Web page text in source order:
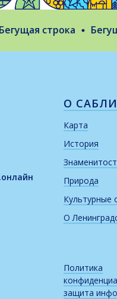
строка
О
Карта
История
Природа
Культурные
О
Политика
защита